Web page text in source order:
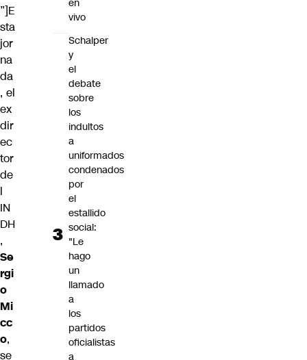
”]E
sta
jor
na
da
, el
ex
dir
ec
tor
de
l
IN
DH
,
Se
rgi
o
Mi
cc
o,
se
en
vivo
Schalper
y
el
debate
sobre
los
indultos
a
uniformados
condenados
por
el
estallido
social:
"Le
hago
un
llamado
a
los
partidos
oficialistas
a